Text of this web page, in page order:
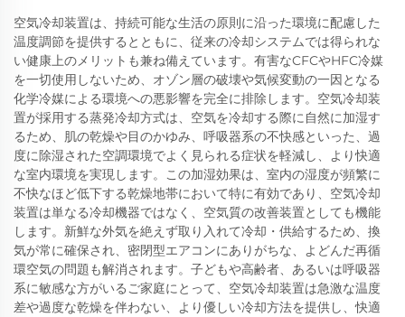
空気冷却装置は、持続可能な生活の原則に沿った環境に配慮した
温度調節を提供するとともに、従来の冷却システムでは得られな
い健康上のメリットも兼ね備えています。有害なCFCやHFC冷媒
を一切使用しないため、オゾン層の破壊や気候変動の一因となる
化学冷媒による環境への悪影響を完全に排除します。空気冷却装
置が採用する蒸発冷却方式は、空気を冷却する際に自然に加湿す
るため、肌の乾燥や目のかゆみ、呼吸器系の不快感といった、過
度に除湿された空調環境でよく見られる症状を軽減し、より快適
な室内環境を実現します。この加湿効果は、室内の湿度が頻繁に
不快なほど低下する乾燥地帯において特に有効であり、空気冷却
装置は単なる冷却機器ではなく、空気質の改善装置としても機能
します。新鮮な外気を絶えず取り入れて冷却・供給するため、換
気が常に確保され、密閉型エアコンにありがちな、よどんだ再循
環空気の問題も解消されます。子どもや高齢者、あるいは呼吸器
系に敏感な方がいるご家庭にとって、空気冷却装置は急激な温度
差や過度な乾燥を伴わない、より優しい冷却方法を提供し、快適